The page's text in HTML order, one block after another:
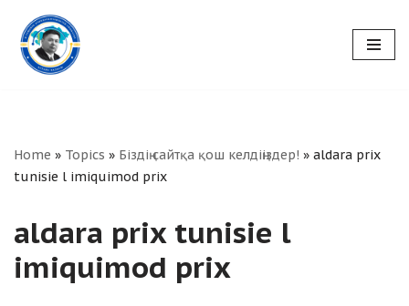
Skip
to
Home » Topics » Біздің сайтқа қош келдіңіздер! » aldara prix
tunisie l imiquimod prix
aldara prix tunisie l
imiquimod prix